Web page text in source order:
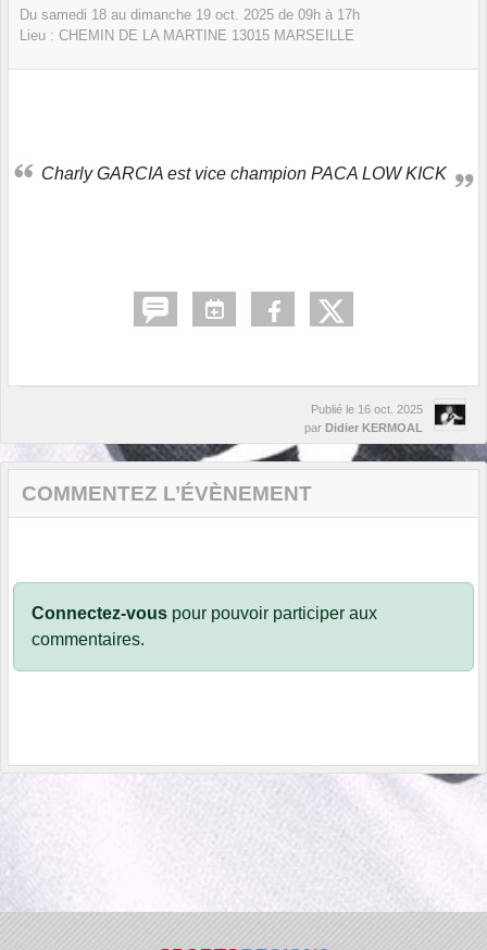
Du samedi 18 au dimanche 19 oct. 2025 de 09h à 17h
Lieu : CHEMIN DE LA MARTINE 13015 MARSEILLE
Charly GARCIA est vice champion PACA LOW KICK
Publié le 16 oct. 2025
par Didier KERMOAL
COMMENTEZ L’ÉVÈNEMENT
Connectez-vous pour pouvoir participer aux
commentaires.